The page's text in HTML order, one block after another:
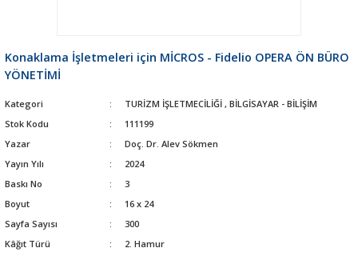
Konaklama İşletmeleri için MİCROS - Fidelio OPERA ÖN BÜRO
YÖNETİMİ
Kategori TURİZM İŞLETMECİLİĞİ , BİLGİSAYAR - BİLİŞİM
Stok Kodu
111199
Yazar
Doç. Dr. Alev Sökmen
Yayın Yılı
2024
Baskı No
3
Boyut
16 x 24
Sayfa Sayısı
300
Kâğıt Türü
2. Hamur